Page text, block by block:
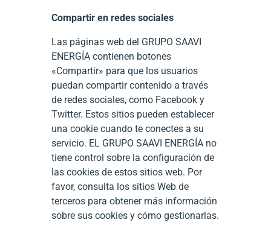
Compartir en redes sociales
Las páginas web del GRUPO SAAVI
ENERGÍA contienen botones
«Compartir» para que los usuarios
puedan compartir contenido a través
de redes sociales, como Facebook y
Twitter. Estos sitios pueden establecer
una cookie cuando te conectes a su
servicio. EL GRUPO SAAVI ENERGÍA no
tiene control sobre la configuración de
las cookies de estos sitios web. Por
favor, consulta los sitios Web de
terceros para obtener más información
sobre sus cookies y cómo gestionarlas.